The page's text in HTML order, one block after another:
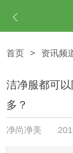
首页 > 资讯频
洁净服都可
多？
净尚净美